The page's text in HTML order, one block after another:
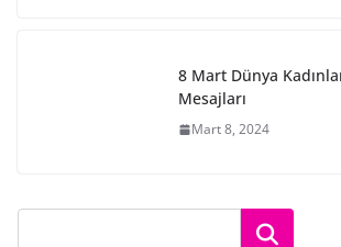
8 Mart Dünya
Mesajları
Mart 8, 2024
Ara